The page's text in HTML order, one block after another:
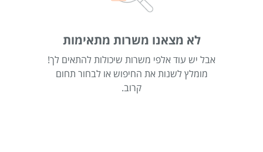
לא מצאנו משרות מתאימות
אבל יש עוד אלפי משרות שיכולות להתאים לך!
מומלץ לשנות את החיפוש או לבחור תחום
קרוב.